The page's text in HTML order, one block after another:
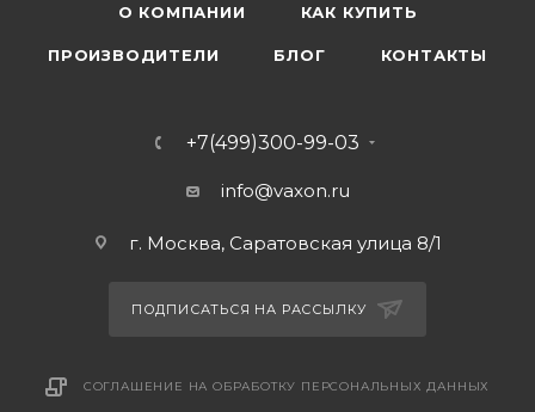
О КОМПАНИИ КАК КУПИТЬ
ПРОИЗВОДИТЕЛИ БЛОГ КОНТАКТЫ
+7(499)300-99-03
info@vaxon.ru
г. Москва, Саратовская улица 8/1
ПОДПИСАТЬСЯ НА РАССЫЛКУ
СОГЛАШЕНИЕ НА ОБРАБОТКУ ПЕРСОНАЛЬНЫХ ДАННЫХ